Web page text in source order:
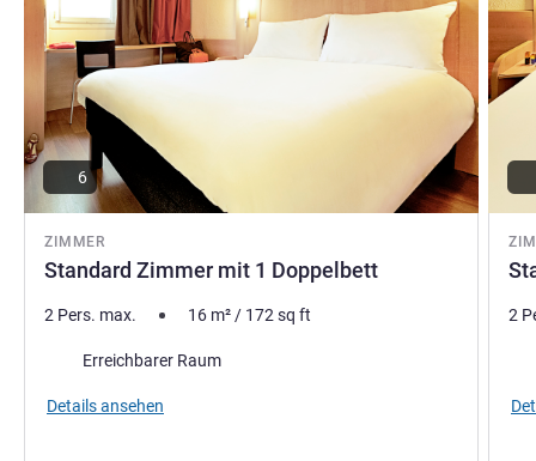
ZIMMER
Standard Zimmer mit 1 Doppelbett
6
2 Pers. max. 16 m²/ 172sq ft
Erreichbarer Raum
Details ansehen
2